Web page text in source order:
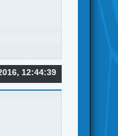
12:44:39